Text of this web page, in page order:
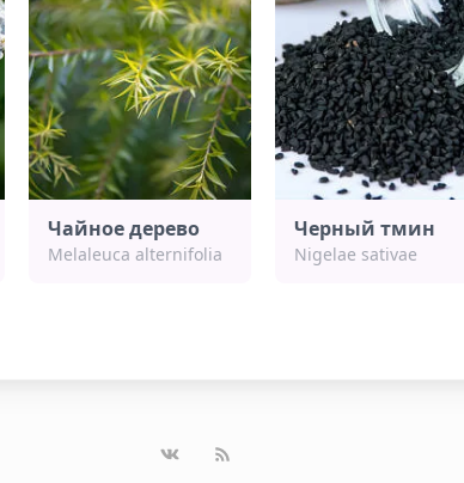
Чайное дерево
Melaleuca alternifolia
Черный тмин
Nigelae sativae